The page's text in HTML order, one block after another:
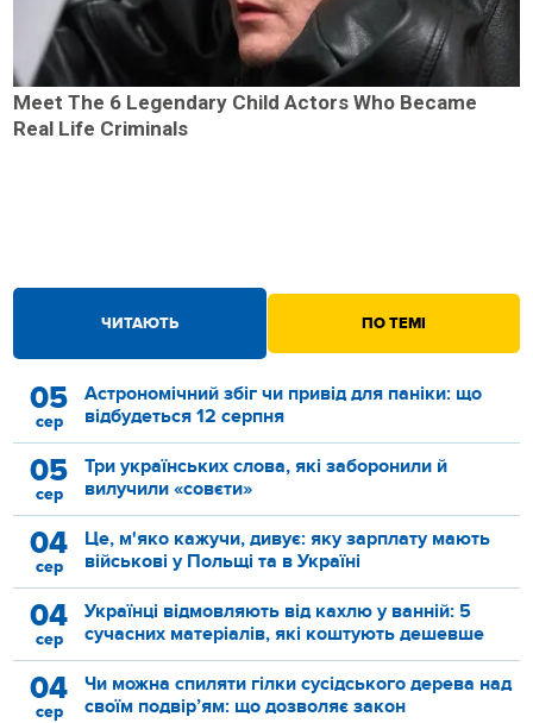
ЧИТАЮТЬ ПО ТЕМІ
05
сер
Астрономічний збіг чи привід для паніки: що
відбудеться 12 серпня
05
сер
Три українських слова, які заборонили й
вилучили «совєти»
04
сер
Це, м'яко кажучи, дивує: яку зарплату мають
військові у Польщі та в Україні
04
сер
Українці відмовляють від кахлю у ванній: 5
сучасних матеріалів, які коштують дешевше
04
сер
Чи можна спиляти гілки сусідського дерева над
своїм подвір’ям: що дозволяє закон
Meet The 6 Legendary Child Actors Who Became
Real Life Criminals